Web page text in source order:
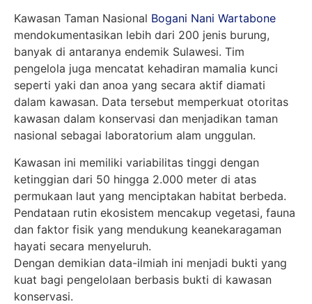
Kawasan Taman Nasional Bogani Nani Wartabone
mendokumentasikan lebih dari 200 jenis burung,
banyak di antaranya endemik Sulawesi. Tim
pengelola juga mencatat kehadiran mamalia kunci
seperti yaki dan anoa yang secara aktif diamati
dalam kawasan. Data tersebut memperkuat otoritas
kawasan dalam konservasi dan menjadikan taman
nasional sebagai laboratorium alam unggulan.
Kawasan ini memiliki variabilitas tinggi dengan
ketinggian dari 50 hingga 2.000 meter di atas
permukaan laut yang menciptakan habitat berbeda.
Pendataan rutin ekosistem mencakup vegetasi, fauna
dan faktor fisik yang mendukung keanekaragaman
hayati secara menyeluruh.
Dengan demikian data-ilmiah ini menjadi bukti yang
kuat bagi pengelolaan berbasis bukti di kawasan
konservasi.